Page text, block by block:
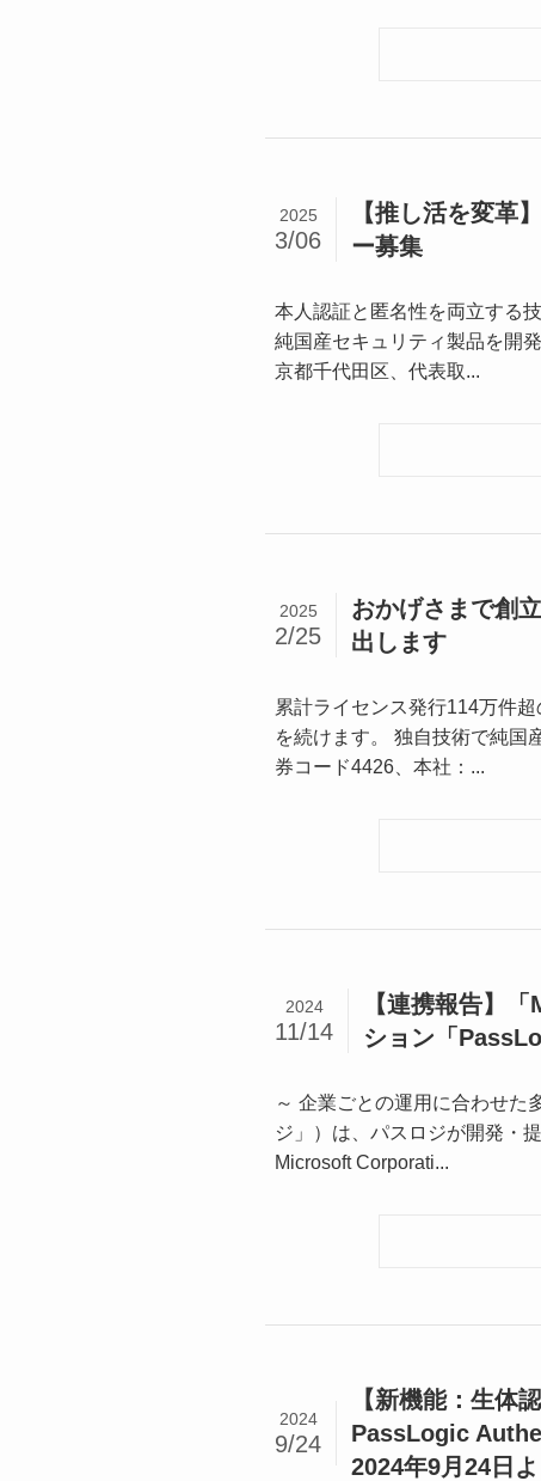
【推し活を変革
ー募集
2025
3/06
本人認証と匿名性を両立する
純国産セキュリティ製品を開
京都千代田区、代表取...
おかげさまで創
出します
2025
2/25
累計ライセンス発行114万件
を続けます。 独自技術で純国
券コード4426、本社：...
【連携報告】
ション「
2024
11/14
～ 企業ごとの運用に合わせた
ジ」）は、パスロジが開発・
Microsoft Corporati...
【新機能：生体
PassLogic
2024年9月24日
2024
9/24